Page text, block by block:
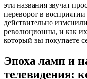
эти названия звучат
переворот в
действительно
революционны, и как
который вы покупаете
Эпоха ламп и
телевидения: